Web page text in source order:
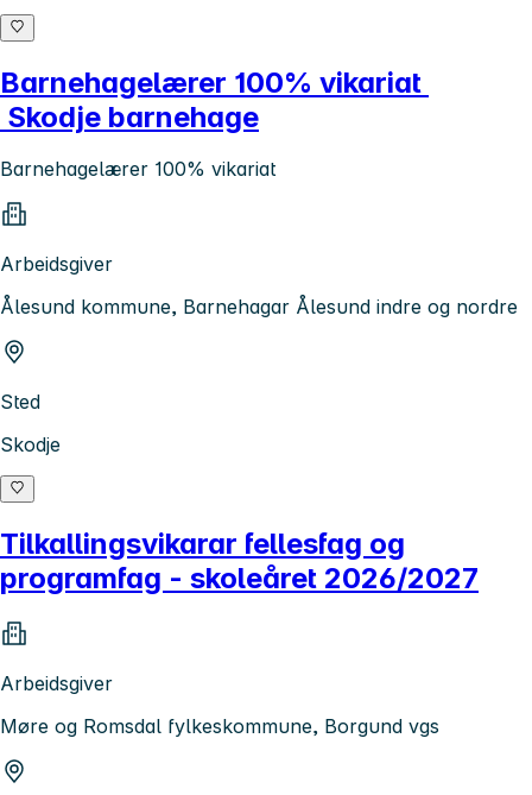
Barnehagelærer 100% vikariat
Skodje barnehage
Barnehagelærer 100% vikariat
Arbeidsgiver
Ålesund kommune, Barnehagar Ålesund indre og nordre
Sted
Skodje
Tilkallingsvikarar fellesfag og
programfag - skoleåret 2026/2027
Arbeidsgiver
Møre og Romsdal fylkeskommune, Borgund vgs